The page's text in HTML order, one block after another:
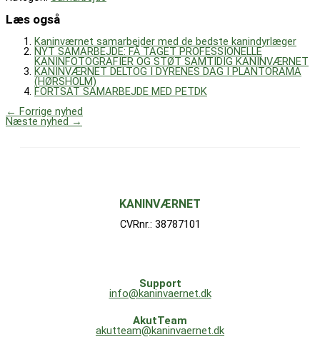
Læs også
Kaninværnet samarbejder med de bedste kanindyrlæger
NYT SAMARBEJDE: FÅ TAGET PROFESSIONELLE
KANINFOTOGRAFIER OG STØT SAMTIDIG KANINVÆRNET
KANINVÆRNET DELTOG I DYRENES DAG I PLANTORAMA
(HØRSHOLM)
FORTSAT SAMARBEJDE MED PETDK
← Forrige nyhed
Næste nyhed →
KANINVÆRNET
CVRnr.: 38787101
Support
info@kaninvaernet.dk
AkutTeam
akutteam@kaninvaernet.dk